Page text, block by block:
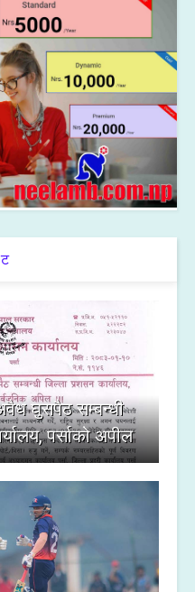
घुसपैठ सम्बन्धी
पर्साको अपील